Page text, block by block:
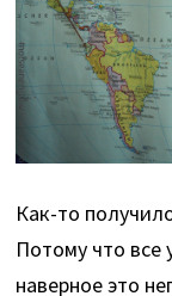
Как-то
Потому что все
наверное это